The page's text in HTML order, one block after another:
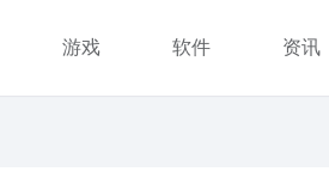
游戏 软件 资讯